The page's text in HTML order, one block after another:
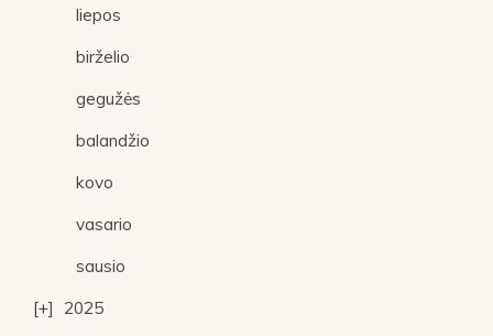
liepos
birželio
gegužės
balandžio
kovo
vasario
sausio
2025